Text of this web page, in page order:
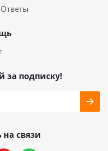
за подписку!
на связи